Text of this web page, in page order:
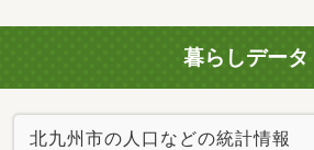
暮らしデータ
北九州市の人口などの統計情報